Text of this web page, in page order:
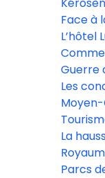
le
Face à
cost,
L’hôtel
réseau
Guerre
sur le
Les
manne
début
trafic
La
d’avion
Parcs